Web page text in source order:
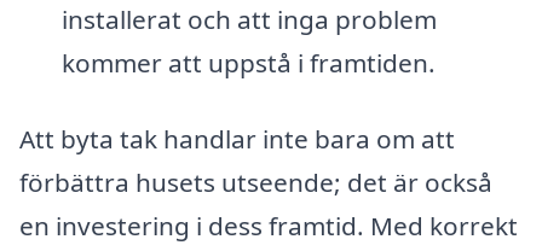
installerat och att inga problem
kommer att uppstå i framtiden.
Att byta tak handlar inte bara om att
förbättra husets utseende; det är också
en investering i dess framtid. Med korrekt